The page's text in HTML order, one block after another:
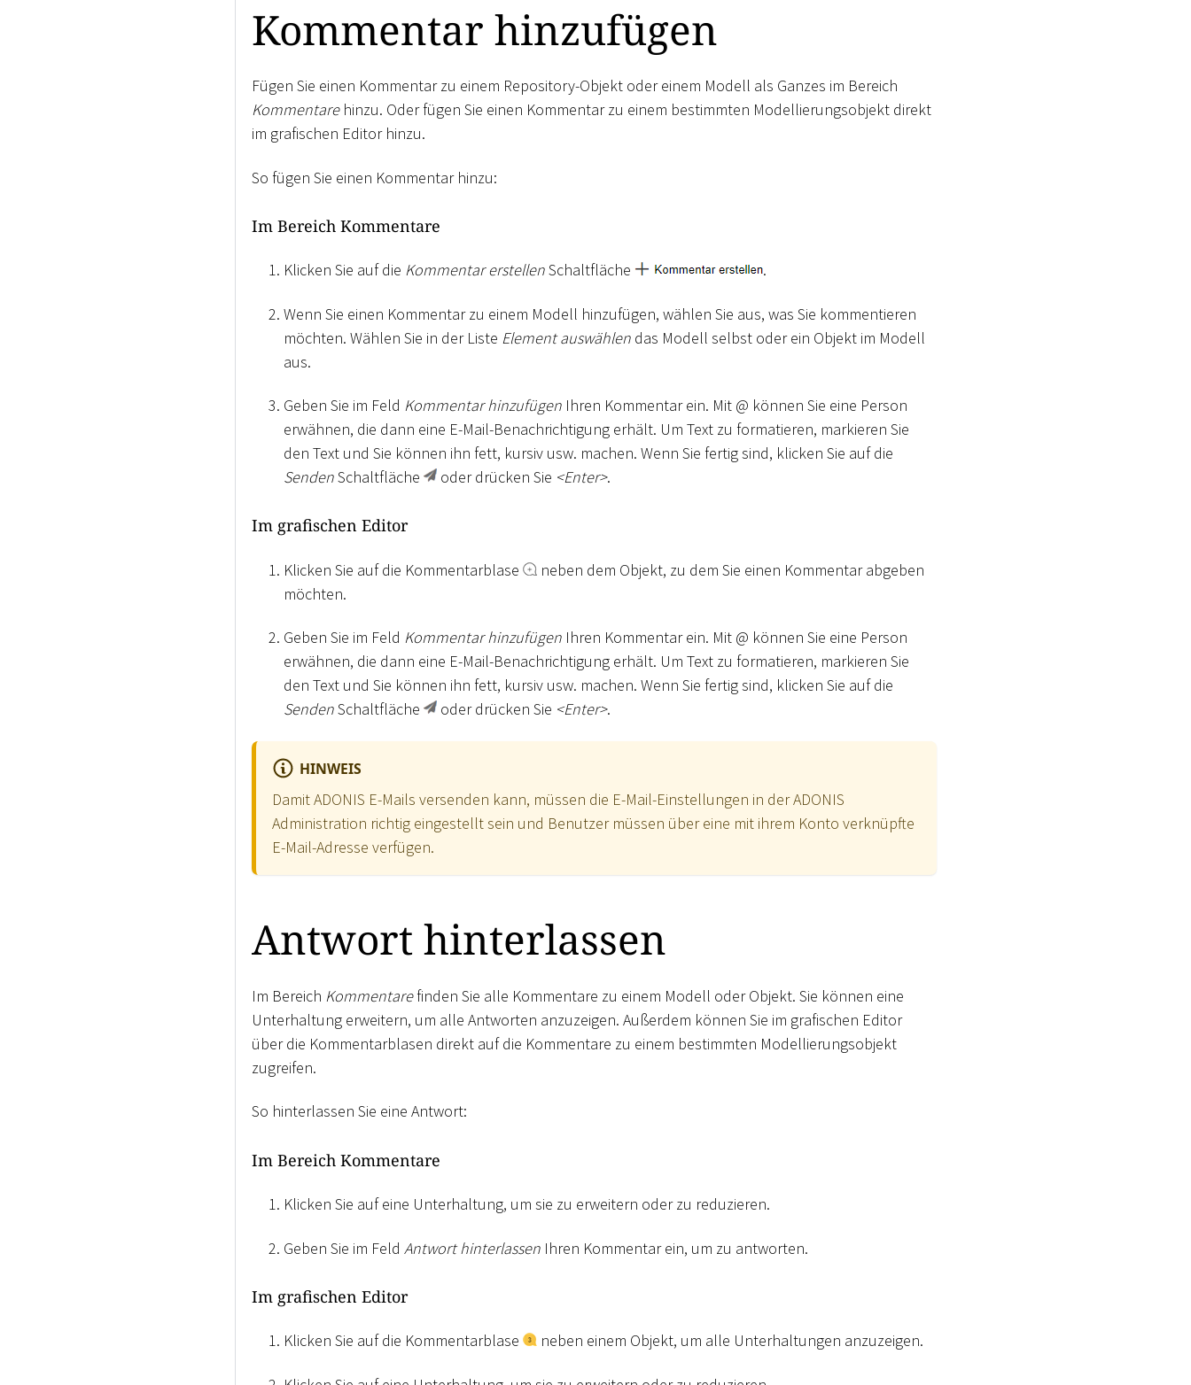
Kommentar hinzufügen
Fügen Sie einen Kommentar zu einem Repository-Objekt oder einem Modell als Ganzes im Bereich
Kommentarehinzu. Oder fügen Sie einen Kommentar zu einem bestimmten Modellierungsobjekt direkt
im grafischen Editor hinzu.
So fügen Sie einen Kommentar hinzu:
Im Bereich Kommentare
Klicken Sie auf die Kommentar erstellenSchaltfläche .
Wenn Sie einen Kommentar zu einem Modell hinzufügen, wählen Sie aus, was Sie kommentieren
möchten. Wählen Sie in der Liste Element auswählen das Modell selbst oder ein Objekt im Modell
aus.
Geben Sie im Feld Kommentar hinzufügen Ihren Kommentar ein. Mit @ können Sie eine Person
erwähnen, die dann eine E-Mail-Benachrichtigung erhält. Um Text zu formatieren, markieren Sie
den Text und Sie können ihn fett, kursiv usw. machen. Wenn Sie fertig sind, klicken Sie auf die
SendenSchaltfläche oder drücken Sie <Enter>.
Im grafischen Editor
Klicken Sie auf die Kommentarblase
neben dem Objekt, zu dem Sie einen Kommentar abgeben
möchten.
Geben Sie im Feld Kommentar hinzufügen Ihren Kommentar ein. Mit @ können Sie eine Person
erwähnen, die dann eine E-Mail-Benachrichtigung erhält. Um Text zu formatieren, markieren Sie
den Text und Sie können ihn fett, kursiv usw. machen. Wenn Sie fertig sind, klicken Sie auf die
SendenSchaltfläche oder drücken Sie <Enter>.
HINWEIS
Damit ADONIS E-Mails versenden kann, müssen die E-Mail-Einstellungen in der ADONIS
Administration richtig eingestellt sein und Benutzer müssen über eine mit ihrem Konto verknüpfte
E-Mail-Adresse verfügen.
Antwort hinterlassen
Im Bereich Kommentarefinden Sie alle Kommentare zu einem Modell oder Objekt. Sie können eine
Unterhaltung erweitern, um alle Antworten anzuzeigen. Außerdem können Sie im grafischen Editor
über die Kommentarblasen direkt auf die Kommentare zu einem bestimmten Modellierungsobjekt
zugreifen.
So hinterlassen Sie eine Antwort:
Im Bereich Kommentare
Klicken Sie auf eine Unterhaltung, um sie zu erweitern oder zu reduzieren.
Geben Sie im Feld Antwort hinterlassen Ihren Kommentar ein, um zu antworten.
Im grafischen Editor
Klicken Sie auf die Kommentarblase neben einem Objekt, um alle Unterhaltungen anzuzeigen.